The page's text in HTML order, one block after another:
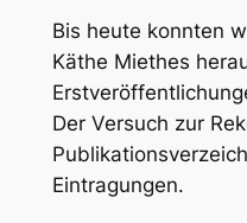
Bis heute konnten
Käthe Miethes
Der Versuch zur
Eintragungen.